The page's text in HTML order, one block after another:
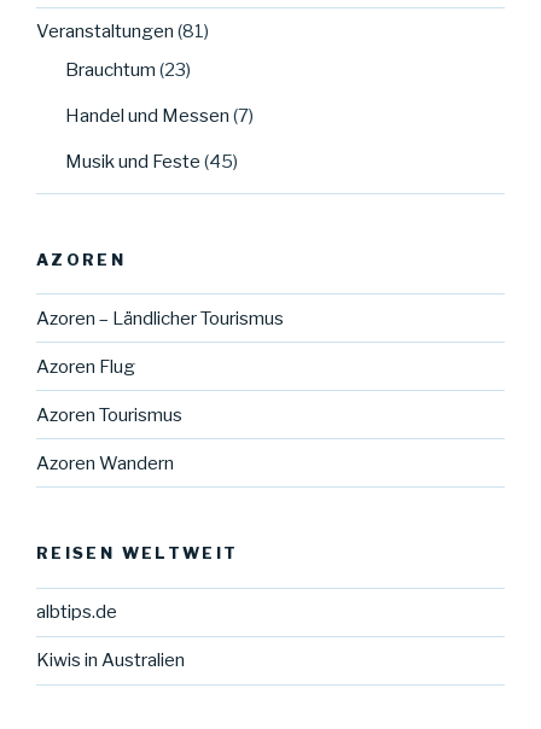
Veranstaltungen (81)
Brauchtum (23)
Handel und Messen (7)
Musik und Feste (45)
AZOREN
Azoren – Ländlicher Tourismus
Azoren Flug
Azoren Tourismus
Azoren Wandern
REISEN WELTWEIT
albtips.de
Kiwis in Australien